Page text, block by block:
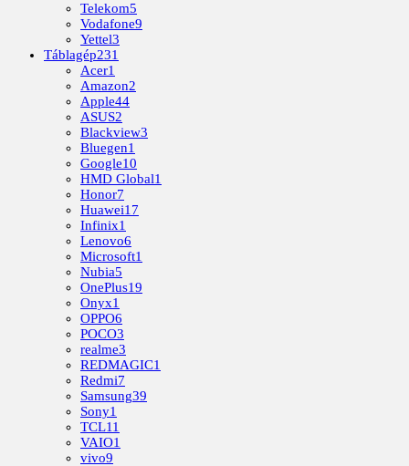
Telekom5
Vodafone9
Yettel3
Táblagép231
Acer1
Amazon2
Apple44
ASUS2
Blackview3
Bluegen1
Google10
HMD Global1
Honor7
Huawei17
Infinix1
Lenovo6
Microsoft1
Nubia5
OnePlus19
Onyx1
OPPO6
POCO3
realme3
REDMAGIC1
Redmi7
Samsung39
Sony1
TCL11
VAIO1
vivo9